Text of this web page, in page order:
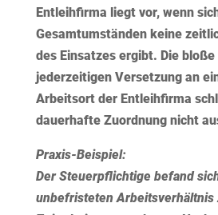
Entleihfirma liegt vor, wenn
Gesamtumständen keine
des Einsatzes ergibt. Die
jederzeitigen Versetzung an
Arbeitsort der Entleihfirma
dauerhafte Zuordnung nicht
Praxis-Beispiel:
Der Steuerpflichtige befand
unbefristeten Arbeitsverhältnis